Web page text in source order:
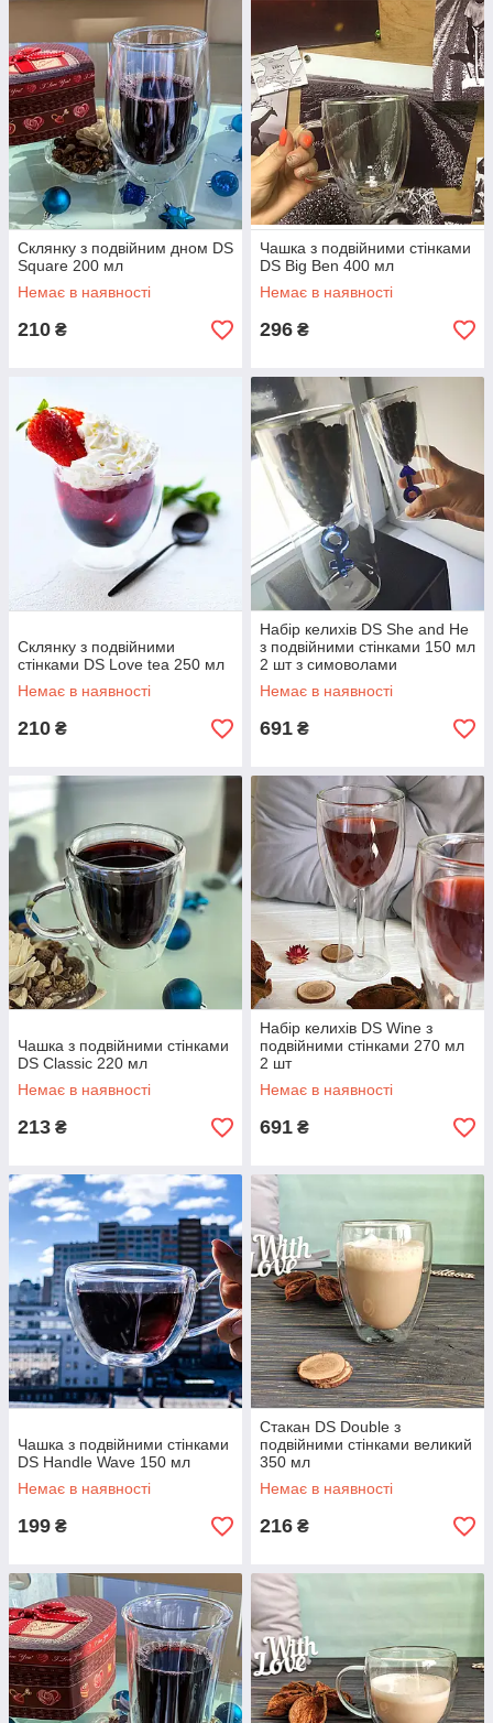
Склянку з подвійним дном DS
Square 200 мл
Немає в наявності
210 ₴
Чашка з подвійними стінками
DS Big Ben 400 мл
Немає в наявності
296 ₴
Склянку з подвійними
стінками DS Love tea 250 мл
Немає в наявності
210 ₴
Набір келихів DS She and He
з подвійними стінками 150 мл
2 шт з симоволами
Немає в наявності
691 ₴
Чашка з подвійними стінками
DS Classic 220 мл
Немає в наявності
213 ₴
Набір келихів DS Wine з
подвійними стінками 270 мл
2 шт
Немає в наявності
691 ₴
Чашка з подвійними стінками
DS Handle Wave 150 мл
Немає в наявності
199 ₴
Стакан DS Double з
подвійними стінками великий
350 мл
Немає в наявності
216 ₴